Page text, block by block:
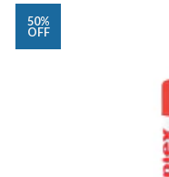
50%
OFF